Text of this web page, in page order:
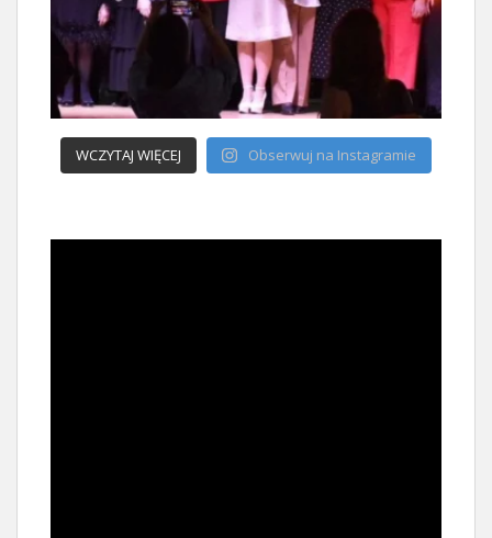
WCZYTAJ WIĘCEJ Obserwuj na Instagramie